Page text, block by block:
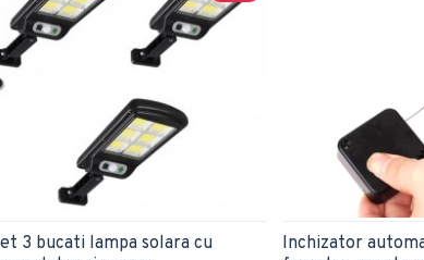
3 bucati lampa solara cu
Inchizator